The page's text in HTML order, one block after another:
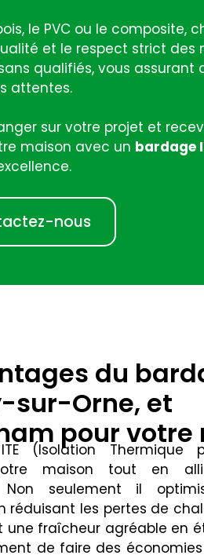
le PVC ou le composite,
et le respect strict des
qualifiés, vous
attentes.
sur votre projet et
maison avec un bardage
nous
du
sur-Orne, et
pour votre
(Isolation Thermique
maison tout en
Non seulement il
réduisant les pertes de
fraîcheur agréable en
de faire des